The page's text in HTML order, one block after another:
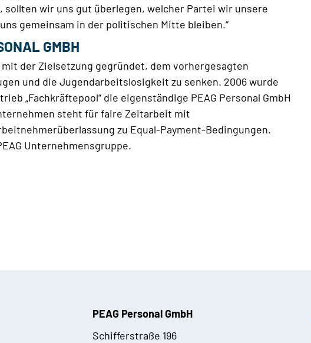
sollten wir uns gut überlegen, welcher Partei wir unsere
gemeinsam in der politischen Mitte bleiben.“
GMBH
mit der Zielsetzung gegründet, dem vorhergesagten
und die Jugendarbeitslosigkeit zu senken. 2006 wurde
„Fachkräftepool“ die eigenständige PEAG Personal GmbH
steht für faire Zeitarbeit mit
zu Equal-Payment-Bedingungen.
Unternehmensgruppe.
PEAG Personal GmbH
Schifferstraße 196